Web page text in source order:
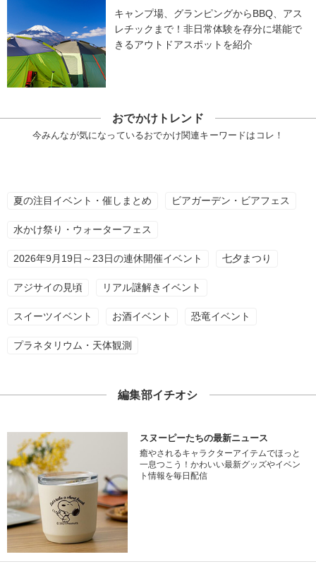
キャンプ場、グランピングからBBQ、アス
レチックまで！非日常体験を存分に堪能で
きるアウトドアスポットを紹介
おでかけトレンド
今みんなが気になっているおでかけ関連キーワードはコレ！
夏の注目イベント・催しまとめ ビアガーデン・ビアフェス
水かけ祭り・ウォーターフェス
2026年9月19日～23日の連休開催イベント 七夕まつり
アジサイの見頃 リアル謎解きイベント
スイーツイベント お酒イベント 恐竜イベント
プラネタリウム・天体観測
編集部イチオシ
スヌーピーたちの最新ニュース
癒やされるキャラクターアイテムでほっと
一息つこう！かわいい最新グッズやイベン
ト情報を毎日配信